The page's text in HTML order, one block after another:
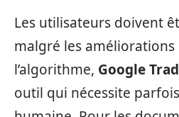
Les utilisateurs doivent
malgré les améliorations
l’algorithme, Google
outil qui nécessite